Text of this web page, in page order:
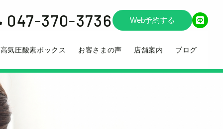
047-370-3736 Web予約する
高気圧酸素ボックス お客さまの声 店舗案内 ブログ